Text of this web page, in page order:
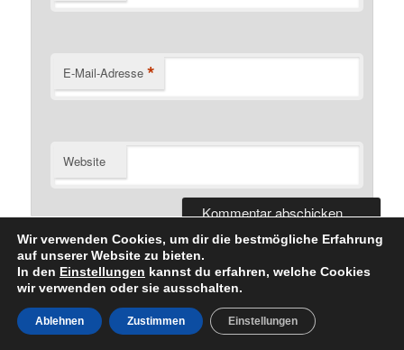
E-Mail-Adresse *
Website
Datenschutzerklärung Stolz präsentiert von WordPress
Wir verwenden Cookies, um dir die bestmögliche Erfahrung
auf unserer Website zu bieten.
In den Einstellungen kannst du erfahren, welche Cookies
wir verwenden oder sie ausschalten.
Zustimmen
Ablehnen Einstellungen